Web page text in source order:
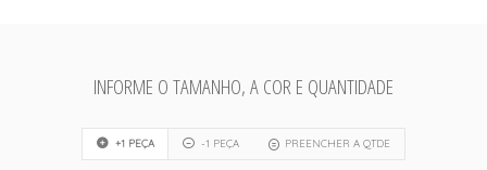
INFORME O TAMANHO, A COR E QUANTIDADE
+1 PEÇA -1 PEÇA PREENCHER A QTDE